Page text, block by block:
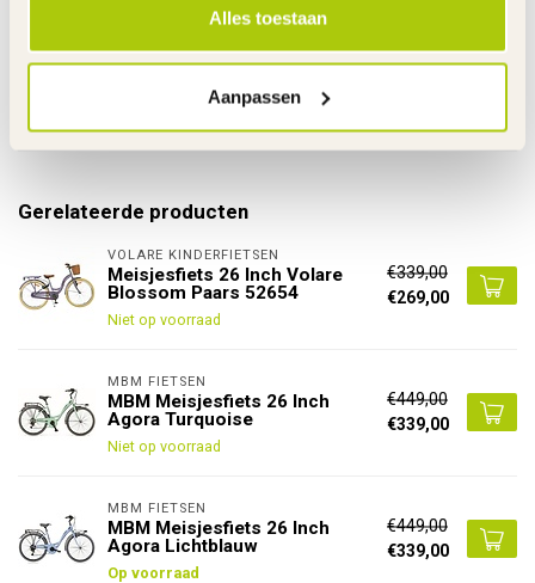
Alles toestaan
Aanpassen
De gehele rubriek Meisjesfiets 26 Inch
Specificaties
Gerelateerde producten
VOLARE KINDERFIETSEN
Meisjesfiets 26 Inch Volare
Blossom Paars 52654
Niet op voorraad
€339,00
€269,00
MBM FIETSEN
MBM Meisjesfiets 26 Inch
Agora Turquoise
Niet op voorraad
€449,00
€339,00
MBM FIETSEN
MBM Meisjesfiets 26 Inch
Agora Lichtblauw
Op voorraad
€449,00
€339,00